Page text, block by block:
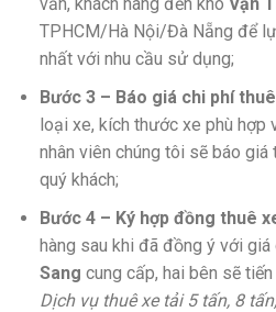
vấn, khách hàng đến kho Vận
TPHCM/Hà Nội/Đà Nẵng để
nhất với nhu cầu sử dụng;
Bước 3 – Báo giá chi phí
loại xe, kích thước xe phù hợp
nhân viên chúng tôi sẽ báo giá
quý khách;
Bước 4 – Ký hợp đồng thuê
hàng sau khi đã đồng ý với
Sang cung cấp, hai bên sẽ
Dịch vụ thuê xe tải 5 tấn, 8